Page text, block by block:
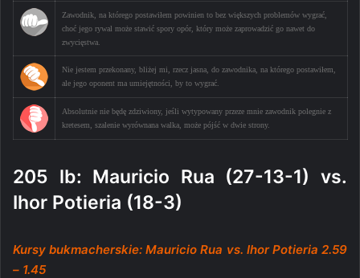
Zawodnik, na którego postawiłem powinien to bez większych problemów wygrać,
choć jego rywal może stawić spory opór, który może zaprowadzić go nawet do
zwycięstwa.
Nie jestem przekonany, bliżej mi, rzecz jasna, do zawodnika, na którego postawiłem,
ale jego oponent ma umiejętności, by to wygrać.
Absolutnie nie będę zdziwiony, jeśli wytypowany przeze mnie zawodnik polegnie z
kretesem, szalenie wyrównana walka, może pójść w dwie strony.
205 lb: Mauricio Rua (27-13-1) vs.
Ihor Potieria (18-3)
Kursy bukmacherskie: Mauricio Rua vs. Ihor Potieria 2.59
– 1.45